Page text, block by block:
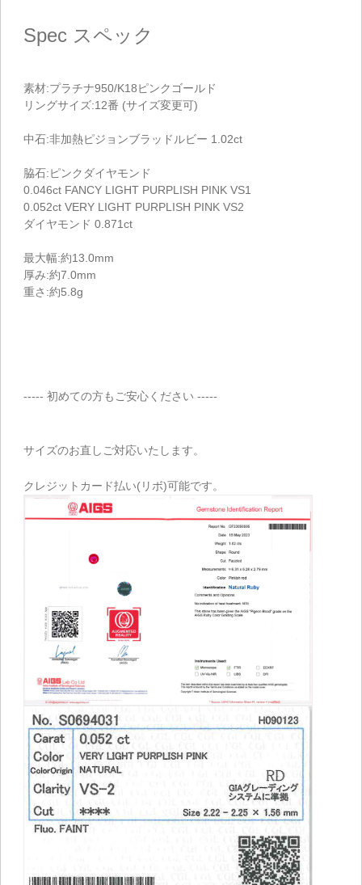
Spec スペック
素材:プラチナ950/K18ピンクゴールド
リングサイズ:12番 (サイズ変更可)
中石:非加熱ピジョンブラッドルビー 1.02ct
脇石:ピンクダイヤモンド
0.046ct FANCY LIGHT PURPLISH PINK VS1
0.052ct VERY LIGHT PURPLISH PINK VS2
ダイヤモンド 0.871ct
最大幅:約13.0mm
厚み:約7.0mm
重さ:約5.8g
----- 初めての方もご安心ください -----
サイズのお直しご対応いたします。
クレジットカード払い(リボ)可能です。